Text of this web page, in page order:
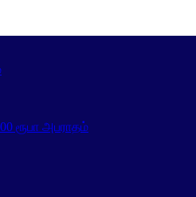
ரூபா அபராதம்